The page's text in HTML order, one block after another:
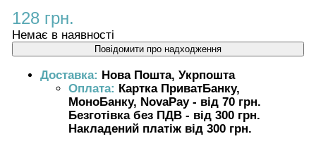
128 грн.
Немає в наявності
Повідомити про надходження
Доставка: Нова Пошта, Укрпошта
Оплата: Картка ПриватБанку,
МоноБанку, NovaPay - від 70 грн.
Безготівка без ПДВ - від 300 грн.
Накладений платіж від 300 грн.